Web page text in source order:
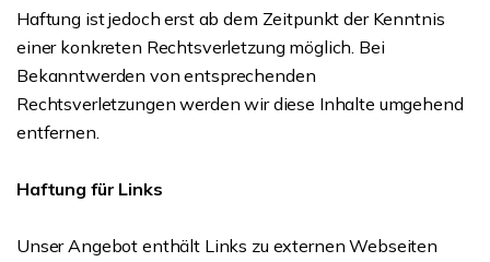
Haftung ist jedoch erst ab dem Zeitpunkt der Kenntnis
einer konkreten Rechtsverletzung möglich. Bei
Bekanntwerden von entsprechenden
Rechtsverletzungen werden wir diese Inhalte umgehend
entfernen.
Haftung für Links
Unser Angebot enthält Links zu externen Webseiten